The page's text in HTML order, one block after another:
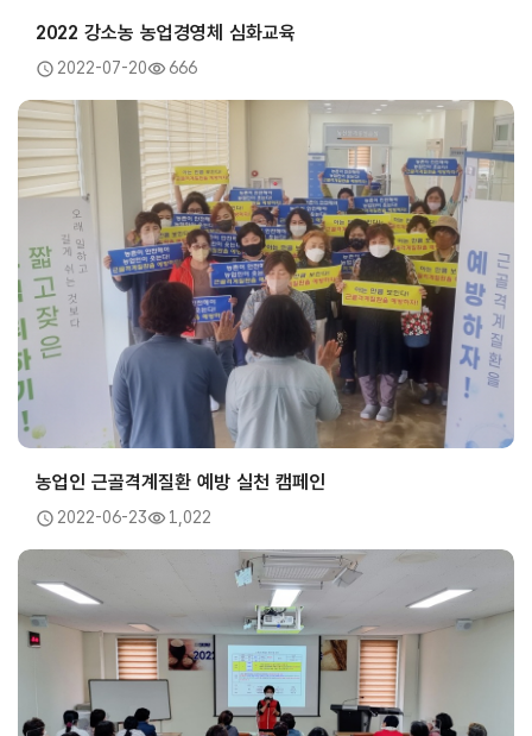
2022 강소농 농업경영체 심화교육
2022-07-20 666
농업인 근골격계질환 예방 실천 캠페인
2022-06-23 1,022